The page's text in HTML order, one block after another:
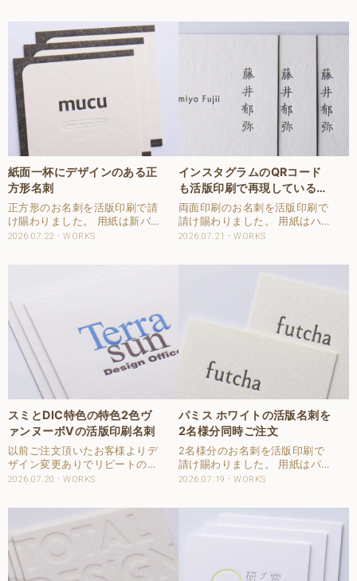
刷は表2色、裏1色で再現してい
ます。 空押しのように見える箇
所は、メジュームインキと言っ
てほぼ透明..
た。 刷色はDICで特色のご指定
をいただきました。 片面は新バ
紙面一杯にデザインのある正
方形名刺
正方形のお名刺を活版印刷で請
け賜わりました。 用紙は新バフ
ン紙Nきぬを使用しました。 印
合、断裁機の構..
2026.07.22 WORKS
インスタグラムのQRコード
も活版印刷で再現している名
刺
両面印刷のお名刺を活版印刷で
請け賜わりました。 用紙はハー
フエア コットンを使用しまし
を印刷しています。 刷色はマッ
2026.07.21 WORKS
スミとDIC特色の特色2色ヴ
ァンヌーボVの活版印刷名刺
以前ご注文頂いたお客様よりデ
ザイン変更ありでリピートのご
注文を頂きました。 用紙はヴァ
しました。 ラフグロスの代表的
な高級感のある用紙です。 片面
2色を活版印刷で仕上げまし
た。 しっかりと..
2026.07.20 WORKS
パミス ホワイトの活版名刺を
2名様分同時ご注文
2名様分のお名刺を活版印刷で
請け賜わりました。 用紙はパミ
ス ホワイトを使用しました。
セラーの用紙です。 軽石
2026.07.19 WORKS